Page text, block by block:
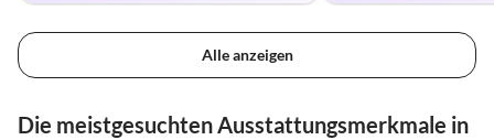
Alle anzeigen
Die meistgesuchten Ausstattungsmerkmale in